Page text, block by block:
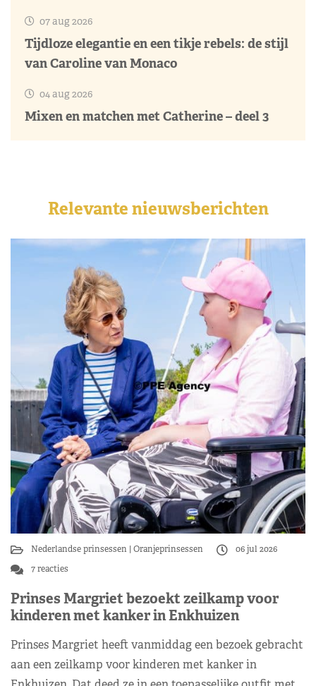
07 aug 2026
Tijdloze elegantie en een tikje rebels: de stijl
van Caroline van Monaco
04 aug 2026
Mixen en matchen met Catherine – deel 3
Relevante nieuwsberichten
Nederlandse prinsessen Oranjeprinsessen
06 jul 2026
7 reacties
Prinses Margriet bezoekt zeilkamp voor
kinderen met kanker in Enkhuizen
Prinses Margriet heeft vanmiddag een bezoek gebracht
aan een zeilkamp voor kinderen met kanker in